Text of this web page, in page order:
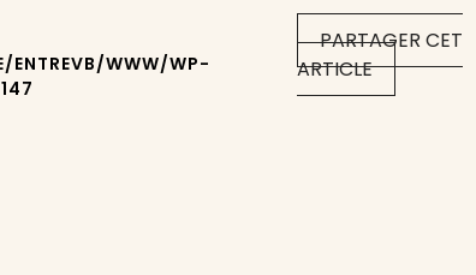
PARTAGER CET
ARTICLE
ENTREVB/WWW/WP-
147